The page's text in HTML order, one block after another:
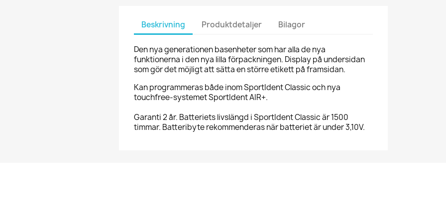
Beskrivning Produktdetaljer Bilagor
Den nya generationen basenheter som har alla de nya
funktionerna i den nya lilla förpackningen. Display på undersidan
som gör det möjligt att sätta en större etikett på framsidan.
Kan programmeras både inom SportIdent Classic och nya
touchfree-systemet SportIdent AIR+.
Garanti 2 år. Batteriets livslängd i SportIdent Classic är 1500
timmar. Batteribyte rekommenderas när batteriet är under 3,10V.